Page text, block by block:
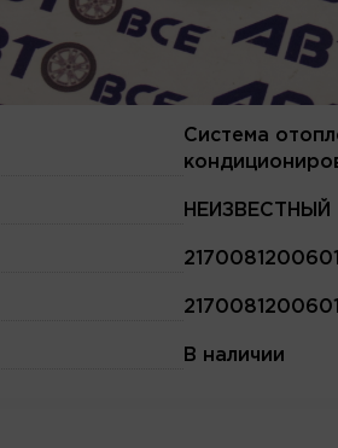
Система
НЕИЗВЕСТНЫЙ
В наличии